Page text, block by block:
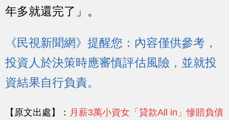
年多就還完了」。
《民視新聞網》提醒您：內容僅供參考，
投資人於決策時應審慎評估風險，並就投
資結果自行負責。
【原文出處】： 月薪3萬小資女「貸款All in」慘賠負債